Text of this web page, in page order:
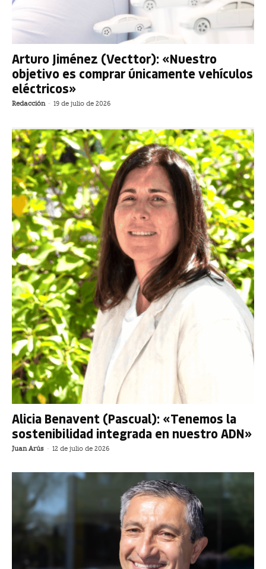
Arturo Jiménez (Vecttor): «Nuestro
objetivo es comprar únicamente vehículos
eléctricos»
Redacción - 19 de julio de 2026
Alicia Benavent (Pascual): «Tenemos la
sostenibilidad integrada en nuestro ADN»
Juan Arús - 12 de julio de 2026